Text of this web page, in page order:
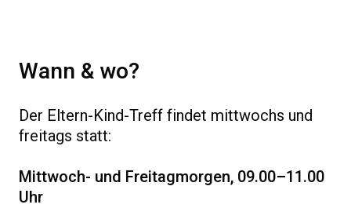
Wann & wo?
Der Eltern-Kind-Treff findet mittwochs und
freitags statt:
Mittwoch- und Freitagmorgen, 09.00–11.00
Uhr